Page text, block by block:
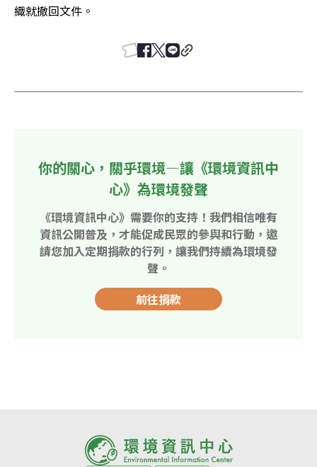
織就撤回文件。
你的關心，關乎環境—讓《環境資訊中
心》為環境發聲
《環境資訊中心》需要你的支持！我們相信唯有
資訊公開普及，才能促成民眾的參與和行動，邀
請您加入定期捐款的行列，讓我們持續為環境發
聲。
前往捐款